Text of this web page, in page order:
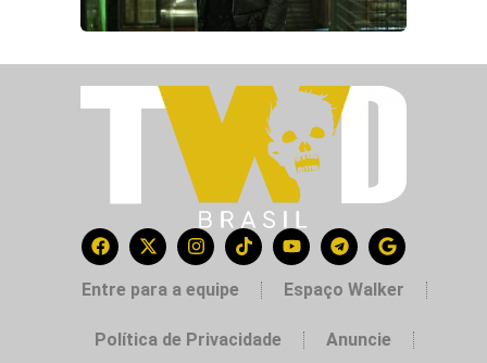
Entre para a equipe Espaço Walker
Política de Privacidade Anuncie